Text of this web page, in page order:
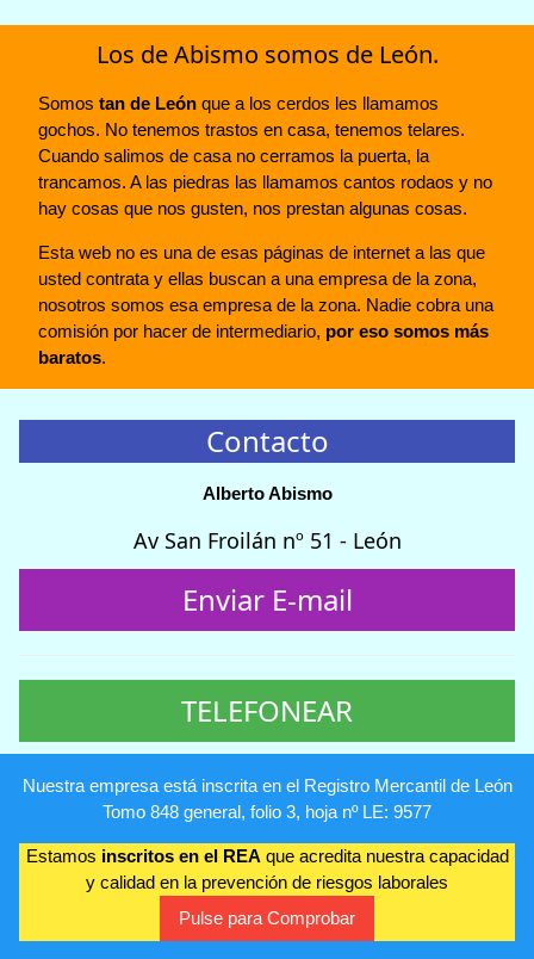
Los de Abismo somos de León.
Somos tan de León que a los cerdos les llamamos
gochos. No tenemos trastos en casa, tenemos telares.
Cuando salimos de casa no cerramos la puerta, la
trancamos. A las piedras las llamamos cantos rodaos y no
hay cosas que nos gusten, nos prestan algunas cosas.
Esta web no es una de esas páginas de internet a las que
usted contrata y ellas buscan a una empresa de la zona,
nosotros somos esa empresa de la zona. Nadie cobra una
comisión por hacer de intermediario, por eso somos más
baratos.
Contacto
Alberto Abismo
Av San Froilán nº 51 - León
Enviar E-mail
TELEFONEAR
Nuestra empresa está inscrita en el Registro Mercantil de León
Tomo 848 general, folio 3, hoja nº LE: 9577
Estamos inscritos en el REA que acredita nuestra capacidad
y calidad en la prevención de riesgos laborales
Pulse para Comprobar